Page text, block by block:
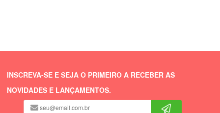
INSCREVA-SE E SEJA O PRIMEIRO A RECEBER AS
NOVIDADES E LANÇAMENTOS.